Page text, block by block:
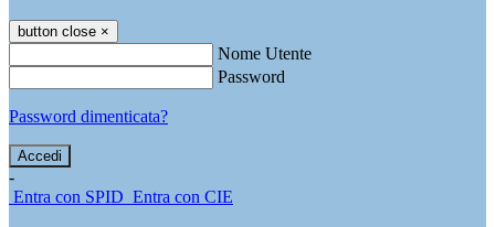
button close ×
Nome Utente
Password
Password dimenticata?
-
Entra con SPID Entra con CIE